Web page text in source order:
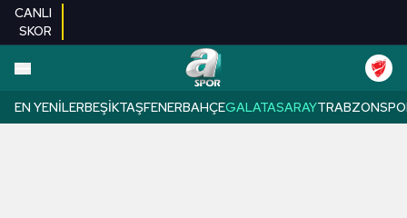
CANLI
SKOR
EN YENILERBEŞIKTAŞFENERBAHÇEGALATASARAY